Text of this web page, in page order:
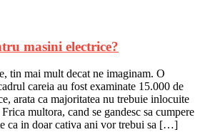
masini electrice?
tin mai mult decat ne imaginam. O
careia au fost examinate 15.000 de
arata ca majoritatea nu trebuie inlocuite
multora, cand se gandesc sa cumpere
ca in doar cativa ani vor trebui sa […]